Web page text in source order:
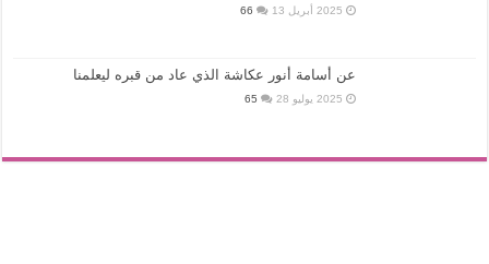
2025 أبريل 13 66
عن أسامة أنور عكاشة الذي عاد من قبره ليعلمنا
2025 يوليو 28 65